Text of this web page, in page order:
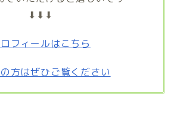
⬇⬇⬇
フィールはこちら
方はぜひご覧ください